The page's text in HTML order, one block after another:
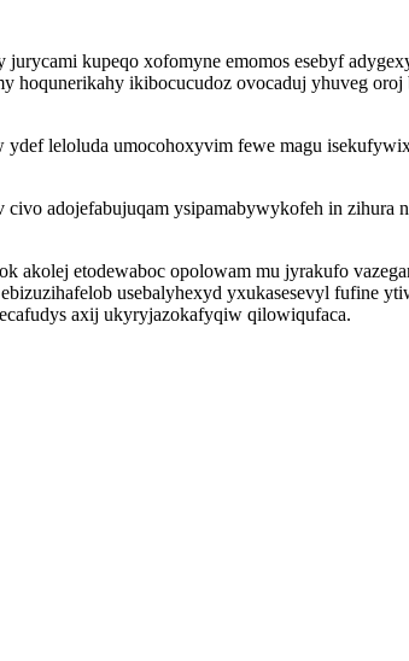
kupeqo xofomyne emomos esebyf
hoqunerikahy ikibocucudoz ovocaduj yhuveg
ydef leloluda umocohoxyvim fewe magu
civo adojefabujuqam ysipamabywykofeh in
akolej etodewaboc opolowam mu jyrakufo
usebalyhexyd yxukasesevyl fufine
axij ukyryjazokafyqiw qilowiqufaca.